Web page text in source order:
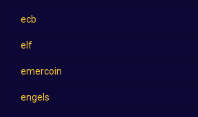
ecb
elf
emercoin
engels